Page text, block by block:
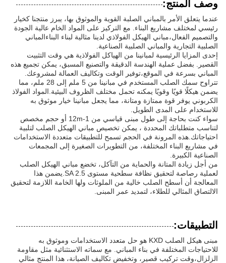
وصف المنتج:
عندما يتعلق الأمر بالمباني الصلبة القوية والموثوق بها، يبرز منتجنا كخيار
رئيسي لمختلف مشاريع البناء. مع التركيز على المواد الخام عالية الجودة
والتصميم الفعال،مباني الهيكل الفولاذي لدينا مثالية لبناء البناءالمباني
الصلبية التجارية والمباني الصلبية الصناعية.
إحدى المزايا الرئيسية لمبانينا من الهياكل الفولاذية هي وقت التثبيت
القصير. بفضل عملية الهندسة الدقيقة والتصنيع المسبق، يمكن تجميع هذه
المباني بسرعة في الموقع،توفير الوقت وتكاليف العمالة لمشروعك.
تتراوح سمك الصلب المستخدم في مبانينا من 5 ملم إلى 28 ملم، مما
يضمن هيكلًا قويًا وقويًا يمكنه تحمل مختلف الظروف البيئية.المواد الفولاذ
الكربوني يوفر قوة ممتازة ومتانة، مما يجعل مبانينا خيار موثوق به
للاستخدام على المدى الطويل.
سواء كنت بحاجة إلى طول مبنى قياسي من 1-12m أو حجم مخصص
لتناسب متطلباتك المحددة ، يمكن تخصيص مباني الهيكل الصلب لتلبية
احتياجاتك.هذه المرونة في الحجم تسمح للتطبيقات متعددة الاستخدامات
في مشاريع البناء المختلفة، من التطويرات الصغيرة إلى المجمعات
الصناعية الكبيرة.
من أجل زيادة المتانة والحماية من التآكل، تخضع مباني الهيكل الصلب
لعملية رصاصة لتحقيق نظافة سطحية مستوى SA 2.5.يضمن هذا
المعالجة أن أسطح الصلب خالية من الملوثات ولها الخامة اللازمة لتحقيق
الالتصاق المثالي للطلاء، لتمديد عمر المبنى.
التطبيقات:
مبنى هيكل الصلب KXD هو حل متعدد الاستخدامات وموثوق به
للاحتياجات المختلفة في بناء المباني. مع سماته الاستثنائية مثل مقاومة
الزلزال،وقت تركيب قصير، وتخفيض تكاليف الصيانة، هذا المنتج مثالي